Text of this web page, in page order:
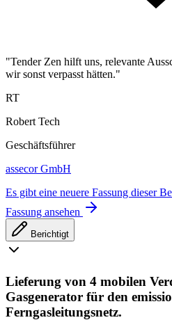
"Tender Zen hilft uns, relevante
wir sonst verpasst hätten."
RT
Robert Tech
Geschäftsführer
assecor GmbH
Es gibt eine neuere Fassung dieser
Fassung ansehen
Berichtigt
Lieferung von 4 mobilen
Gasgenerator für den
Ferngasleitungsnetz.